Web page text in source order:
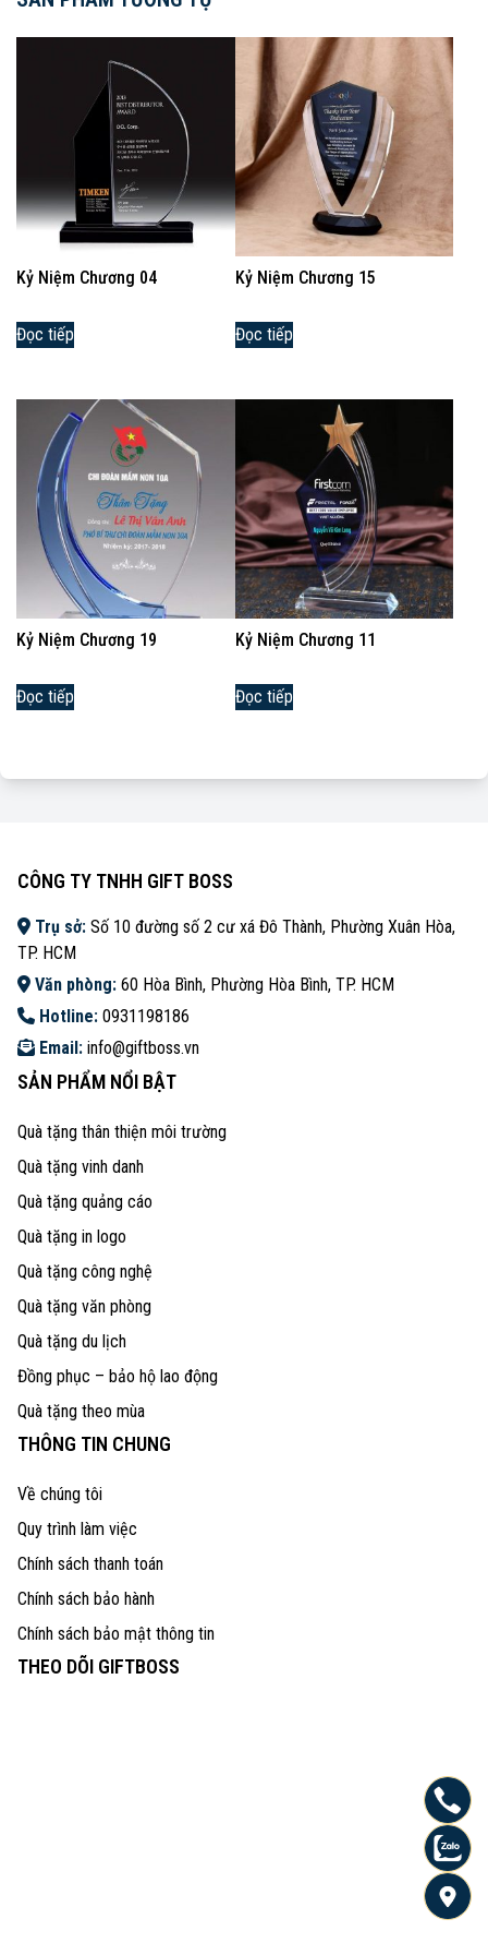
Kỷ Niệm Chương 04
Đọc tiếp
Kỷ Niệm Chương 15
Đọc tiếp
Kỷ Niệm Chương 19
Đọc tiếp
Kỷ Niệm Chương 11
Đọc tiếp
CÔNG TY TNHH GIFT BOSS
Trụ sở: Số 10 đường số 2 cư xá Đô Thành, Phường Xuân Hòa,
TP. HCM
Văn phòng: 60 Hòa Bình, Phường Hòa Bình, TP. HCM
Hotline: 0931198186
Email: info@giftboss.vn
SẢN PHẨM NỔI BẬT
Quà tặng thân thiện môi trường
Quà tặng vinh danh
Quà tặng quảng cáo
Quà tặng in logo
Quà tặng công nghệ
Quà tặng văn phòng
Quà tặng du lịch
Đồng phục – bảo hộ lao động
Quà tặng theo mùa
THÔNG TIN CHUNG
Về chúng tôi
Quy trình làm việc
Chính sách thanh toán
Chính sách bảo hành
Chính sách bảo mật thông tin
THEO DÕI GIFTBOSS